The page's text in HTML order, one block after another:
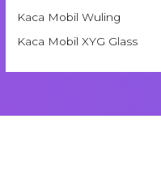
Kaca Mobil Wuling
Kaca Mobil XYG Glass